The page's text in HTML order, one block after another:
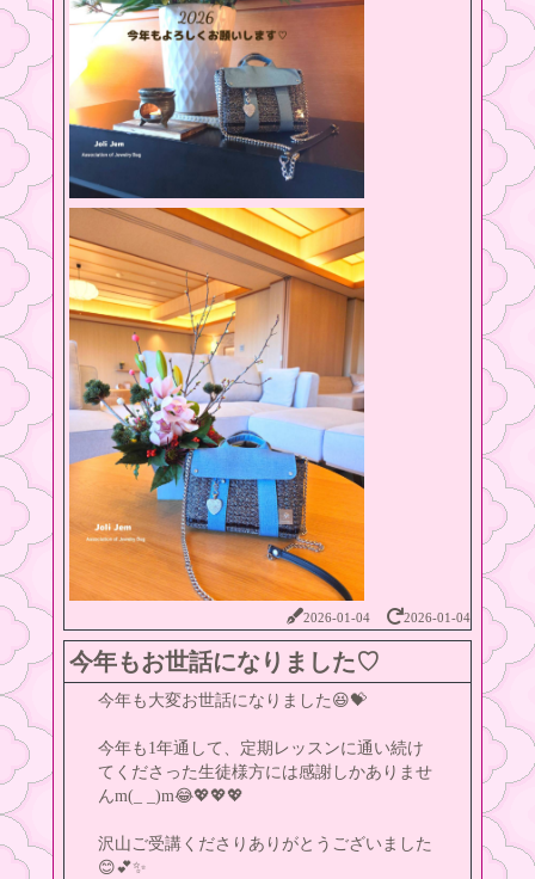
2026-01-04 2026-01-04
今年もお世話になりました♡
今年も大変お世話になりました😆💝
今年も1年通して、定期レッスンに通い続け
てくださった生徒様方には感謝しかありませ
んm(_ _)m😂💖💖💖
沢山ご受講くださりありがとうございました
😊💕✨